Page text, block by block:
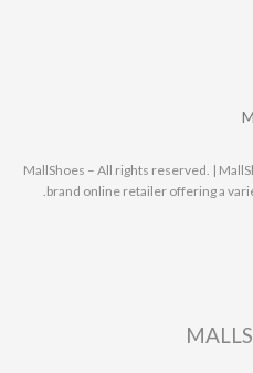
© 2025 MallShoes – All rights reserved. |
brand online retailer offering a